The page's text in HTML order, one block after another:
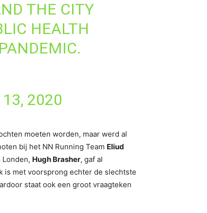
THE CITY
HEALTH
13, 2020
moeten worden, maar werd al
bij het NN Running Team Eliud
Hugh Brasher, gaf al
is met voorsprong echter de slechtste
staat ook een groot vraagteken